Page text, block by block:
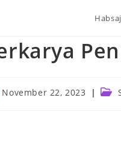
November 22, 2023
Post